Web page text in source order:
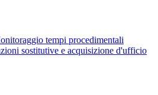
tempi procedimentali
sostitutive e acquisizione d'ufficio